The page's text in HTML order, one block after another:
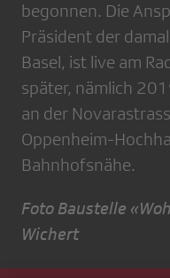
begonnen. Die
Präsident der
Basel, ist live am
später, nämlich
an der
Oppenheim-
Bahnhofsnähe.
Foto Baustelle
Wichert